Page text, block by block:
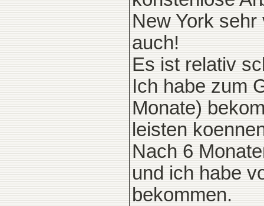
New York
auch!
Es ist relativ
Ich habe zum
Monate)
leisten
Nach 6
und ich habe
bekommen.